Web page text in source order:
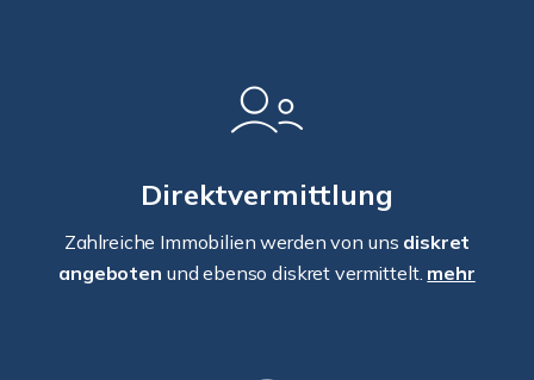
Direktvermittlung
Zahlreiche Immobilien werden von uns diskret
angeboten und ebenso diskret vermittelt. mehr